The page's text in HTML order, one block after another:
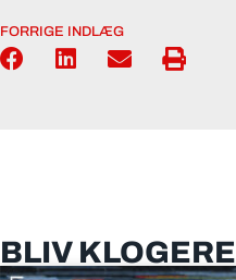
FORRIGE INDLÆG
BLIV KLOGERE